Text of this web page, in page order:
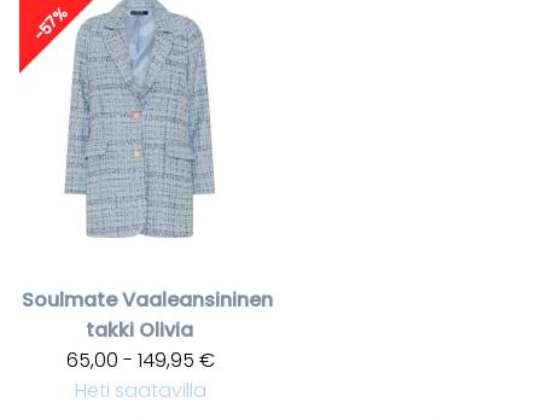
-57%
SoulmateVaaleansininen
takki Olivia
65,00 - 149,95 €
Heti saatavilla